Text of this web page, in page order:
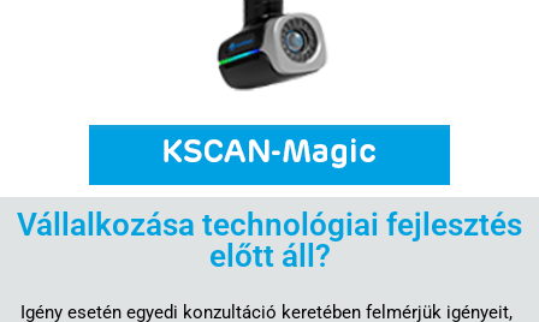
Vállalkozása technológiai fejlesztés
előtt áll?
Igény esetén egyedi konzultáció keretében felmérjük igényeit,